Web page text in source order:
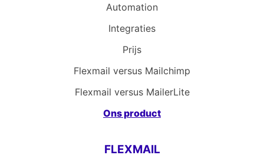
Automation
Integraties
Prijs
Flexmail versus Mailchimp
Flexmail versus MailerLite
Ons product
FLEXMAIL